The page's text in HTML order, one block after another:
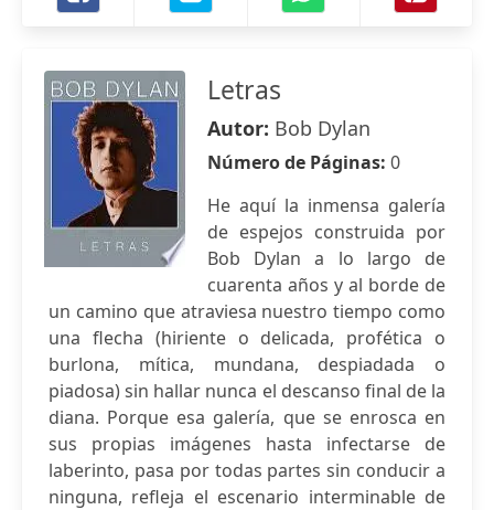
Letras
Autor: Bob Dylan
Número de Páginas: 0
He aquí la inmensa galería
de espejos construida por
Bob Dylan a lo largo de
cuarenta años y al borde de
un camino que atraviesa nuestro tiempo como
una flecha (hiriente o delicada, profética o
burlona, mítica, mundana, despiadada o
piadosa) sin hallar nunca el descanso final de la
diana. Porque esa galería, que se enrosca en
sus propias imágenes hasta infectarse de
laberinto, pasa por todas partes sin conducir a
ninguna, refleja el escenario interminable de